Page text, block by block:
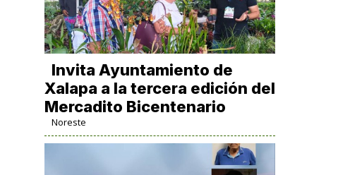
Invita Ayuntamiento de
Xalapa a la tercera edición del
Mercadito Bicentenario
Noreste